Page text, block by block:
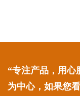
“专注产品，用心
为中心，如果您